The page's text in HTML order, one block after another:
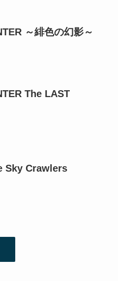
～緋色の幻影～
The LAST
Sky Crawlers